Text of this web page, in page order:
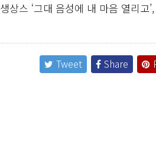
상스 ‘그대 음성에 내 마음 열리고’,
Tweet Share